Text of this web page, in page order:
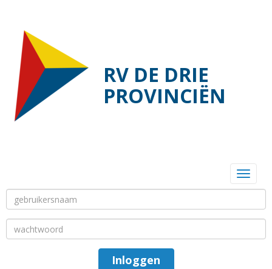
RV DE DRIE
PROVINCIËN
Inloggen